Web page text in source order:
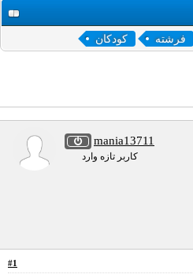
فرشته کودکان
mania13711
کاربر تازه وارد
#1